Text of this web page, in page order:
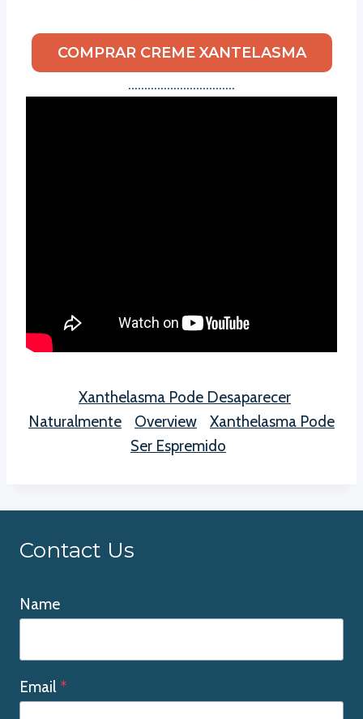
COMPRAR CREME XANTELASMA
……………………………
Xanthelasma Pode Desaparecer
Naturalmente
Overview
Xanthelasma Pode
Ser Espremido
Contact Us
Name
Email *